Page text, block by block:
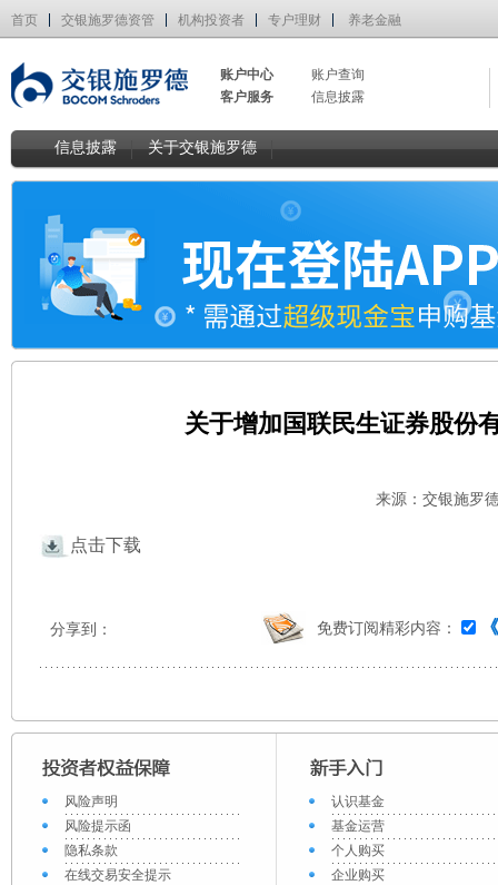
首页 交银施罗德资管 机构投资者 专户理财 养老金融
账户中心
账户查询
客户服务
信息披露
信息披露 关于交银施罗德
关于增加国联民生证券股份
来源：交银施罗
点击下载
分享到： 免费订阅精彩内容：
风险声明
风险提示函
隐私条款
在线交易安全提示
认识基金
基金运营
个人购买
企业购买